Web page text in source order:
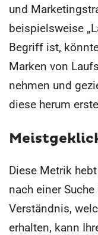
und
beispielsweise
Begriff ist,
Marken von
nehmen und
diese herum
Diese Metrik
nach einer
Verständnis,
erhalten, kann